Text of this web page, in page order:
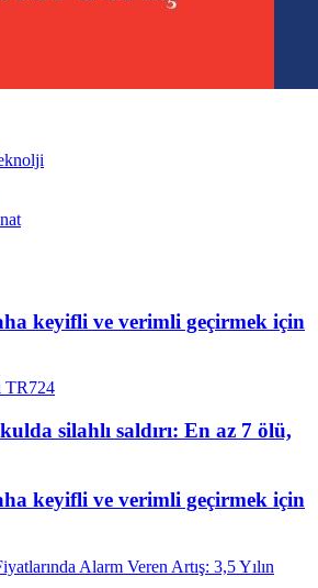
keyifli ve verimli geçirmek için
silahlı saldırı: En az 7 ölü,
keyifli ve verimli geçirmek için